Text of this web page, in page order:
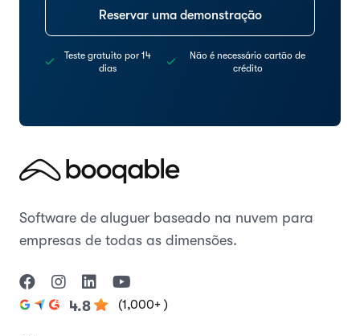
Reservar uma demonstração
Teste gratuito por 14
dias
Não é necessário cartão de
crédito
Software de aluguer baseado na nuvem para
empresas de todas as dimensões.
4.8 (1,000+ )